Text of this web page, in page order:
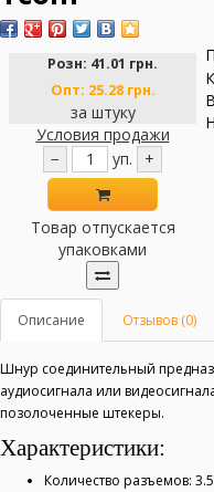
Розн: 41.01 грн.
Опт: 25.28 грн.
за штуку
Условия продажи
−
уп. +
Товар отпускается
упаковками
Описание Отзывов (0)
Шнур соединительный
аудиосигнала или
позолоченные штекеры.
Характеристики:
Количество разъемов: